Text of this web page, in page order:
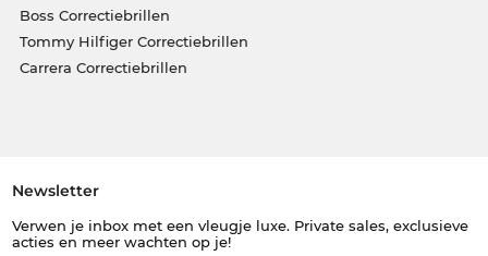
Boss Correctiebrillen
Tommy Hilfiger Correctiebrillen
Carrera Correctiebrillen
Newsletter
Verwen je inbox met een vleugje luxe. Private sales, exclusieve
acties en meer wachten op je!